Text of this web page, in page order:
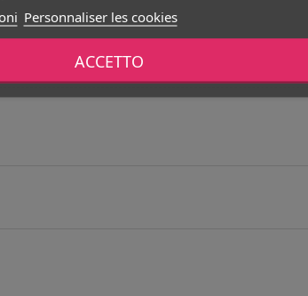
Personnaliser les cookies
ACCETTO